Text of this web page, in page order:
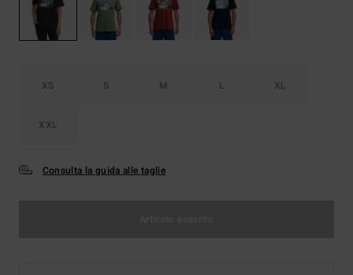
XS S M L XL
XXL
Consulta la guida alle taglie